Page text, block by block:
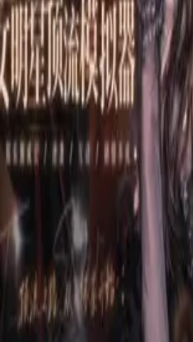
0
关注
作品
作品 · 动态
20
TEA STAR 顶流女明星成长计划
你将从默默无闻的新人出发，体验聚
—— 📅 安排密集行程：拍戏、演唱
衡艺术与商业； 📱 实时应对热搜：
危机，将“黑料”扭转为光芒； 💔
经纪人、资本方周旋，在真假情感
镜子前，褪去光环的你，是否还记